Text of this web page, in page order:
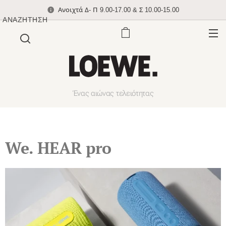
Ανοιχτά Δ- Π 9.00-17.00 & Σ 10.00-15.00
Ένας αιώνας τελειότητας
ΑΝΑΖΉΤΗΣΗ
We. HEAR pro